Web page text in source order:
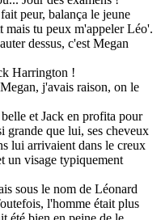
peur, balança le jeune
tu peux m'appeler Léo'.
dessus, c'est Megan
Harrington !
j'avais raison, on le
et Jack en profita pour
grande que lui, ses cheveux
lui arrivaient dans le creux
un visage typiquement
sous le nom de Léonard
l'homme était plus